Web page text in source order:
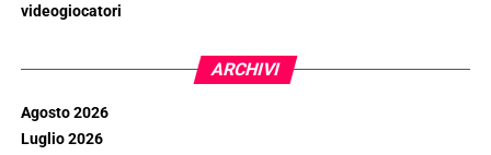
videogiocatori
ARCHIVI
Agosto 2026
Luglio 2026